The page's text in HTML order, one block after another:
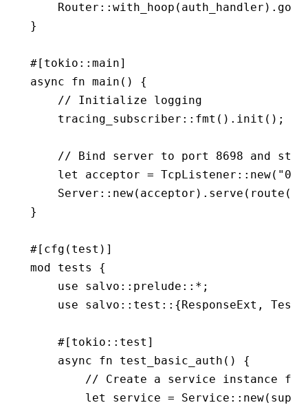
    Router
:: with_hoop (auth_handler) . goal
}
#[tokio :: main]
async fn main () {
    // Initialize logging
    tracing_subscriber
:: fmt () . init ();
// Bind server to port 8698 and
    let
acceptor = TcpListener :: new(
    Server
:: new(acceptor) . serve ( route ())
}
#[cfg(test)]
mod tests {
    use
salvo :: prelude ::* ;
    use
salvo :: test :: {ResponseExt ,
    #[tokio
:: test]
    async
fn test_basic_auth () {
// Create a service instance
        let
service = Service :: new(super